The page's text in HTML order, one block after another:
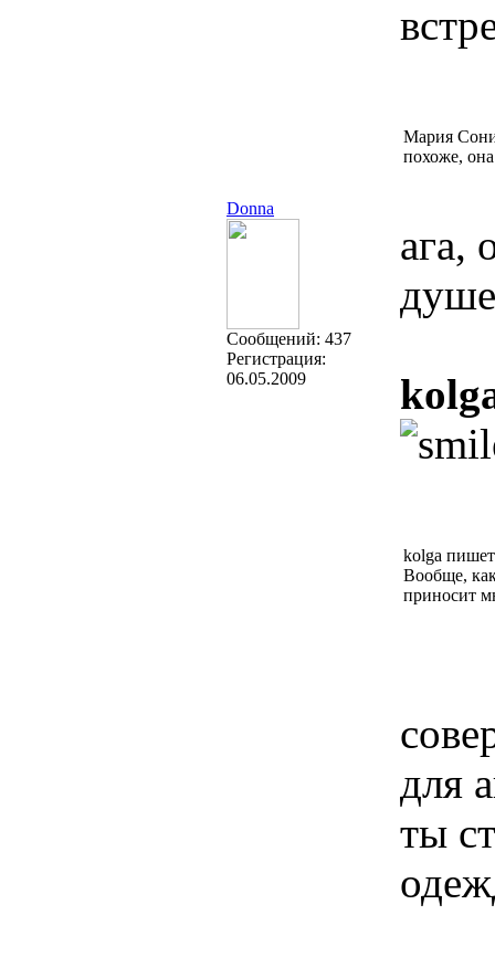
Donna
Cообщений: 437
Регистрация:
06.05.2009
Мария
похоже,
ага,
kolga
Вообще,
приносит
для
ты